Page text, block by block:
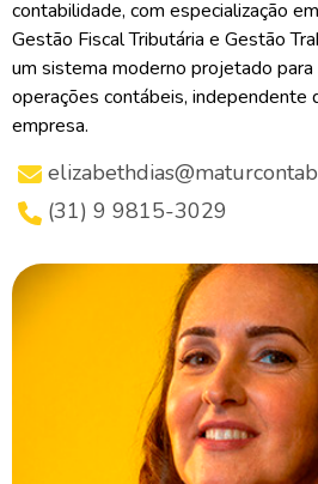
contabilidade, com especialização
Gestão Fiscal Tributária e Gestão
um sistema moderno projetado para
operações contábeis, independente
empresa.
(31) 9 9815-3029